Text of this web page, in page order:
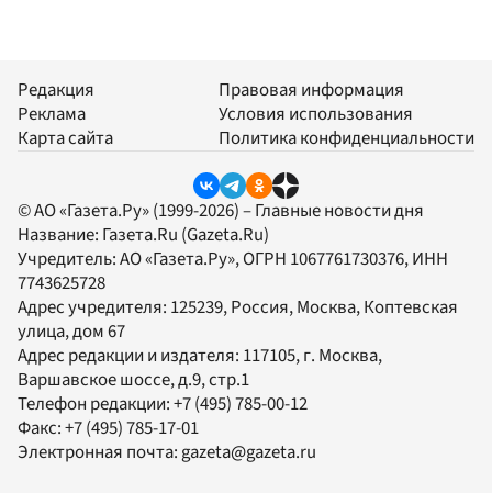
Редакция
Реклама
Карта сайта
Правовая информация
Условия использования
Политика конфиденциальности
© АО «Газета.Ру» (1999-2026) – Главные новости дня
Название: Газета.Ru (Gazeta.Ru)
Учредитель:АО «Газета.Ру», ОГРН 1067761730376, ИНН
7743625728
Адрес учредителя: 125239, Россия, Москва, Коптевская
улица, дом 67
Адрес редакции и издателя: 117105, г. Москва,
Варшавское шоссе, д.9, стр.1
Телефон редакции:+7 (495) 785-00-12
Факс:+7 (495) 785-17-01
Электронная почта:gazeta@gazeta.ru